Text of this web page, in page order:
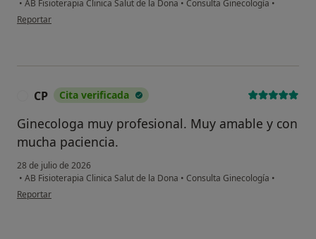
• AB Fisioterapia Clinica Salut de la Dona • Consulta Ginecología •
en opinión del usuario Marley
Reportar
CP Cita verificada
Ginecologa muy profesional. Muy amable y con
mucha paciencia.
28 de julio de 2026
• AB Fisioterapia Clinica Salut de la Dona • Consulta Ginecología •
en opinión del usuario CP
Reportar